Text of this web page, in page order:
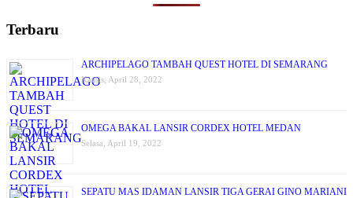
Terbaru
ARCHIPELAGO TAMBAH QUEST HOTEL DI SEMARANG
Kamis, April 28, 2022
OMEGA BAKAL LANSIR CORDEX HOTEL MEDAN
Selasa, April 19, 2022
SEPATU MAS IDAMAN LANSIR TIGA GERAI GINO MARIANI